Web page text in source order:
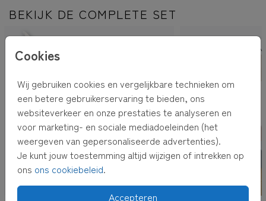
Cookies
Wij gebruiken cookies en vergelijkbare technieken om
een betere gebruikerservaring te bieden, ons
websiteverkeer en onze prestaties te analyseren en
voor marketing- en sociale mediadoeleinden (het
weergeven van gepersonaliseerde advertenties).
Je kunt jouw toestemming altijd wijzigen of intrekken op
ons ons cookiebeleid.
Accepteren
geboortekaartje.
☆ Foliedruk isNIETmogelijk.
☆PlaatsGEENtekst op de rug van het boek.
Dit product is onderdeel van de geboortekaartjes set
'Bergen'
BEKIJK DE COMPLETE SET